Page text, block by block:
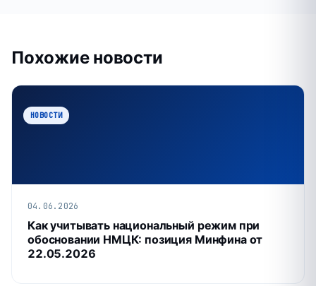
Похожие новости
НОВОСТИ
04.06.2026
Как учитывать национальный режим при
обосновании НМЦК: позиция Минфина от
22.05.2026